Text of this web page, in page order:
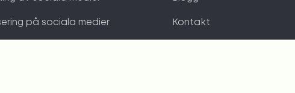
på sociala medier Kontakt